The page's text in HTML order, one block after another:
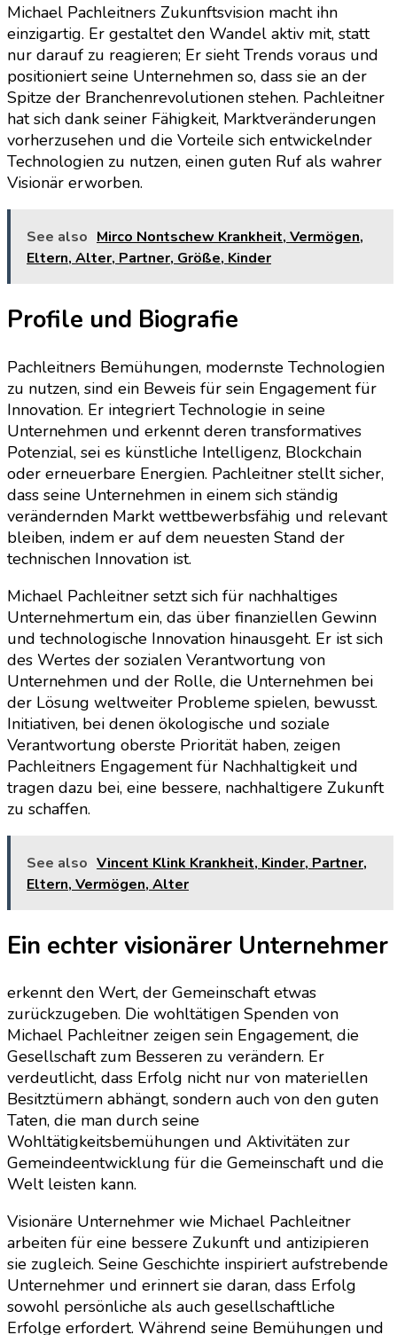
Michael Pachleitners Zukunftsvision macht ihn
einzigartig. Er gestaltet den Wandel aktiv mit, statt
nur darauf zu reagieren; Er sieht Trends voraus und
positioniert seine Unternehmen so, dass sie an der
Spitze der Branchenrevolutionen stehen. Pachleitner
hat sich dank seiner Fähigkeit, Marktveränderungen
vorherzusehen und die Vorteile sich entwickelnder
Technologien zu nutzen, einen guten Ruf als wahrer
Visionär erworben.
See also Mirco Nontschew Krankheit, Vermögen,
Eltern, Alter, Partner, Größe, Kinder
Profile und Biografie
Pachleitners Bemühungen, modernste Technologien
zu nutzen, sind ein Beweis für sein Engagement für
Innovation. Er integriert Technologie in seine
Unternehmen und erkennt deren transformatives
Potenzial, sei es künstliche Intelligenz, Blockchain
oder erneuerbare Energien. Pachleitner stellt sicher,
dass seine Unternehmen in einem sich ständig
verändernden Markt wettbewerbsfähig und relevant
bleiben, indem er auf dem neuesten Stand der
technischen Innovation ist.
Michael Pachleitner setzt sich für nachhaltiges
Unternehmertum ein, das über finanziellen Gewinn
und technologische Innovation hinausgeht. Er ist sich
des Wertes der sozialen Verantwortung von
Unternehmen und der Rolle, die Unternehmen bei
der Lösung weltweiter Probleme spielen, bewusst.
Initiativen, bei denen ökologische und soziale
Verantwortung oberste Priorität haben, zeigen
Pachleitners Engagement für Nachhaltigkeit und
tragen dazu bei, eine bessere, nachhaltigere Zukunft
zu schaffen.
See also Vincent Klink Krankheit, Kinder, Partner,
Eltern, Vermögen, Alter
Ein echter visionärer Unternehmer
erkennt den Wert, der Gemeinschaft etwas
zurückzugeben. Die wohltätigen Spenden von
Michael Pachleitner zeigen sein Engagement, die
Gesellschaft zum Besseren zu verändern. Er
verdeutlicht, dass Erfolg nicht nur von materiellen
Besitztümern abhängt, sondern auch von den guten
Taten, die man durch seine
Wohltätigkeitsbemühungen und Aktivitäten zur
Gemeindeentwicklung für die Gemeinschaft und die
Welt leisten kann.
Visionäre Unternehmer wie Michael Pachleitner
arbeiten für eine bessere Zukunft und antizipieren
sie zugleich. Seine Geschichte inspiriert aufstrebende
Unternehmer und erinnert sie daran, dass Erfolg
sowohl persönliche als auch gesellschaftliche
Erfolge erfordert. Während seine Bemühungen und